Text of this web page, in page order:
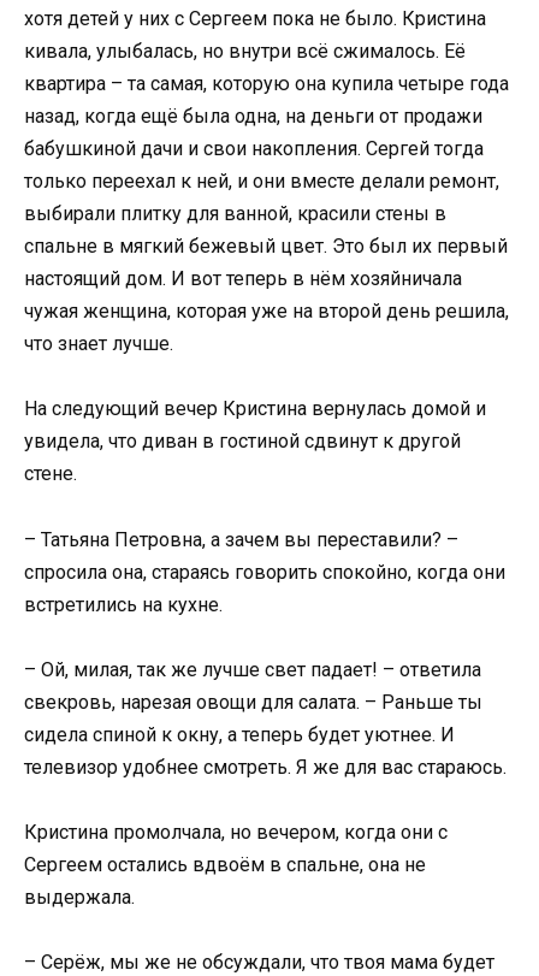
хотя детей у них с Сергеем пока не было. Кристина
кивала, улыбалась, но внутри всё сжималось. Её
квартира – та самая, которую она купила четыре года
назад, когда ещё была одна, на деньги от продажи
бабушкиной дачи и свои накопления. Сергей тогда
только переехал к ней, и они вместе делали ремонт,
выбирали плитку для ванной, красили стены в
спальне в мягкий бежевый цвет. Это был их первый
настоящий дом. И вот теперь в нём хозяйничала
чужая женщина, которая уже на второй день решила,
что знает лучше.
На следующий вечер Кристина вернулась домой и
увидела, что диван в гостиной сдвинут к другой
стене.
– Татьяна Петровна, а зачем вы переставили? –
спросила она, стараясь говорить спокойно, когда они
встретились на кухне.
– Ой, милая, так же лучше свет падает! – ответила
свекровь, нарезая овощи для салата. – Раньше ты
сидела спиной к окну, а теперь будет уютнее. И
телевизор удобнее смотреть. Я же для вас стараюсь.
Кристина промолчала, но вечером, когда они с
Сергеем остались вдвоём в спальне, она не
выдержала.
– Серёж, мы же не обсуждали, что твоя мама будет